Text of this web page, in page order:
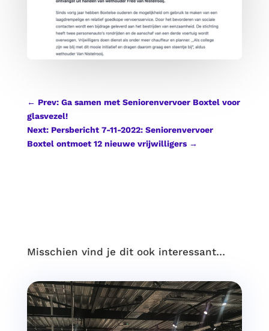
← Prev: Ga samen met Seniorenvervoer Boxtel voor
glasvezel!
Next: Persbericht 7-11-2022: Seniorenvervoer
Boxtel ontmoet 12 nieuwe vrijwilligers→
Misschien vind je dit ook interessant…